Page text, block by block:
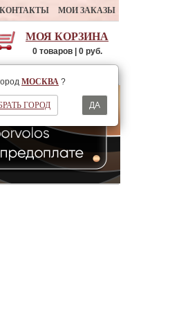
КОНТАКТЫ МОИ ЗАКАЗЫ
МОЯ КОРЗИНА
0 товаров | 0 руб.
МОСКВА ?
ГОРОД ДА